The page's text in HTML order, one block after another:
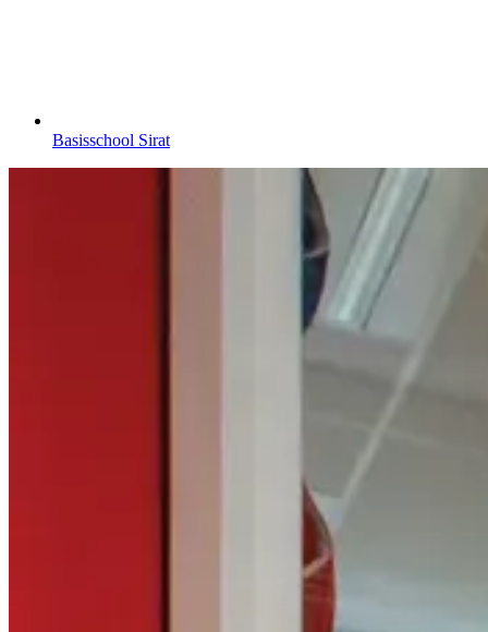
Basisschool Sirat